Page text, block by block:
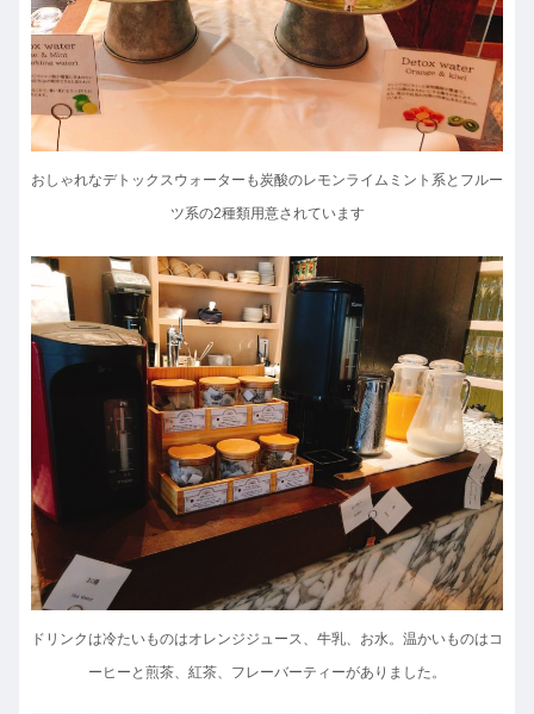
おしゃれなデトックスウォーターも炭酸のレモンライムミント系とフルー
ツ系の2種類用意されています
ドリンクは冷たいものはオレンジジュース、牛乳、お水。温かいものはコ
ーヒーと煎茶、紅茶、フレーバーティーがありました。